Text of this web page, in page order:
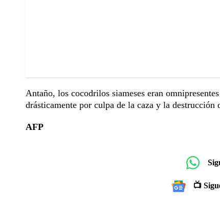
Antaño, los cocodrilos siameses eran
drásticamente por culpa de la caza y la destrucción
AFP
📺